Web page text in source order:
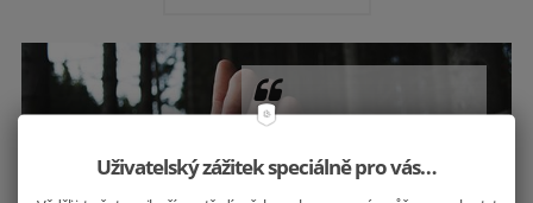
Krásu přírody uchováváme v našich
Uživatelský zážitek speciálně pro vás…